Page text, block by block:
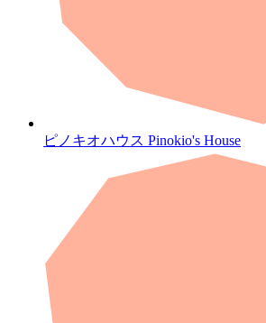
ピノキオハウス Pinokio's House